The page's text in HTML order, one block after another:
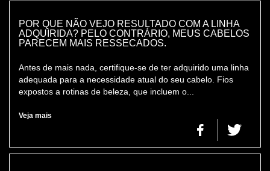
POR QUE NÃO VEJO RESULTADO COM A LINHA
ADQUIRIDA? PELO CONTRÁRIO, MEUS CABELOS
PARECEM MAIS RESSECADOS.
Antes de mais nada, certifique-se de ter adquirido uma linha
adequada para a necessidade atual do seu cabelo. Fios
expostos a rotinas de beleza, que incluem o...
Veja mais